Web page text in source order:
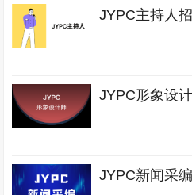
JYPC主持人
JYPC形象设
JYPC新闻采